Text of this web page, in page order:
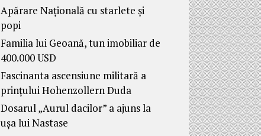
Apărare Națională cu starlete și
popi
Familia lui Geoană, tun imobiliar de
400.000 USD
Fascinanta ascensiune militară a
prințului Hohenzollern Duda
Dosarul „Aurul dacilor” a ajuns la
ușa lui Nastase